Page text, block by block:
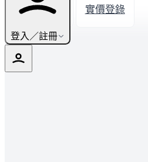
登入／註冊
生活機能 實價登錄